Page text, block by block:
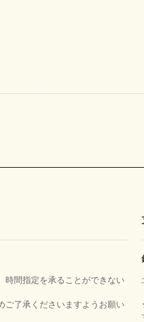
時間指定を承ることができない
ご了承くださいますようお願い